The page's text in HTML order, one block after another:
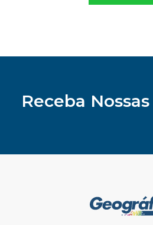
Receba